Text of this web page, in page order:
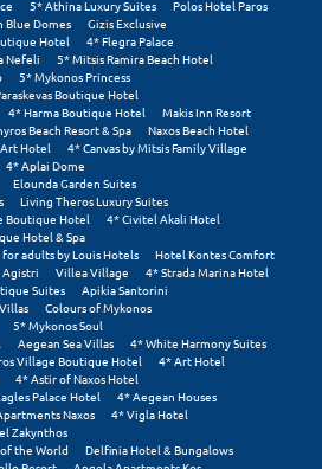
5* Athina Luxury Suites
Polos Hotel Paros
Blue Domes
Gizis Exclusive
Hotel
4* Flegra Palace
Nefeli
5* Mitsis Ramira Beach Hotel
5* Mykonos Princess
Boutique Hotel
4* Harma Boutique Hotel
Makis Inn Resort
Beach Resort & Spa
Naxos Beach Hotel
Hotel
4* Canvas by Mitsis Family Village
4* Aplai Dome
Elounda Garden Suites
Living Theros Luxury Suites
Boutique Hotel
4* Civitel Akali Hotel
Hotel & Spa
adults by Louis Hotels
Hotel Kontes Comfort
Agistri Villea Village
4* Strada Marina Hotel
Suites
Apikia Santorini
Colours of Mykonos
5* Mykonos Soul
Aegean Sea Villas
4* White Harmony Suites
Village Boutique Hotel
4* Art Hotel
4* Astir of Naxos Hotel
Palace Hotel
4* Aegean Houses
Naxos
4* Vigla Hotel
Zakynthos
the World
Delfinia Hotel & Bungalows